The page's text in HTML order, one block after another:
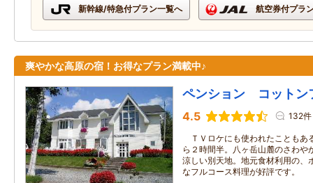
新幹線/特急付プラン一覧へ 航空券付プラ
爽やかな高原の宿！お得なプラン満載中♪
ペンション コットン
4.5 132件
ＴＶロケにも使われたこともあ
ら２時間半。八ヶ岳山麓のさわ
涼しい別天地。地元食材利用の、
なフルコース料理が好評です。